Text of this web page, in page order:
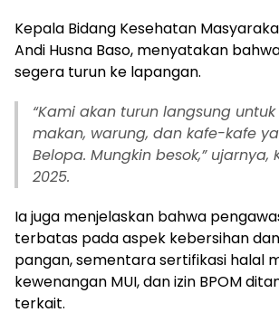
Kepala Bidang Kesehatan
Andi Husna Baso, menyatakan
segera turun ke lapangan.
“Kami akan turun langsung
makan, warung, dan kafe-kafe
Belopa. Mungkin besok,” ujarnya,
2025.
Ia juga menjelaskan bahwa
terbatas pada aspek kebersihan
pangan, sementara sertifikasi halal
kewenangan MUI, dan izin BPOM
terkait.